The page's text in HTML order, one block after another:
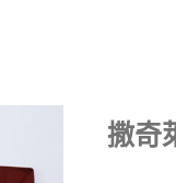
撒奇